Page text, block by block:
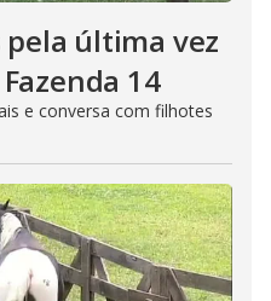
pela última vez
14
e conversa com filhotes